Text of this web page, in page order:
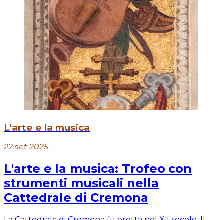
L'arte e la musica
22 set 2025
L'arte e la musica: Trofeo con
strumenti musicali nella
Cattedrale di Cremona